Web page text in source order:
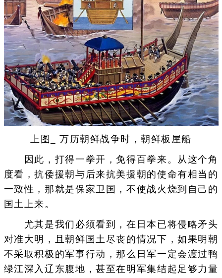
上图_ 万历朝鲜战争时，朝鲜板屋船
因此，打得一拳开，免得百拳来。从这个角
度看，抗倭援朝与后来抗美援朝的使命有相当的
一致性，那就是保家卫国，不使战火烧到自己的
国土上来。
尤其是我们必须看到，在日本已将侵略矛头
对准大明，且朝鲜国土尽丧的情况下，如果明朝
不采取积极的军事行动，那么日军一定会渡过鸭
绿江深入辽东腹地，甚至在明军集结起足够力量